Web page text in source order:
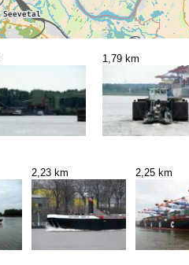
1,79 km
2,23 km 2,25 km